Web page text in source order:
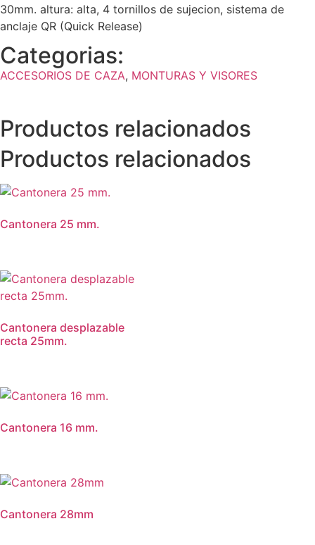
30mm. altura: alta, 4 tornillos de sujecion, sistema de
anclaje QR (Quick Release)
Categorias:
ACCESORIOS DE CAZA, MONTURAS Y VISORES
Productos relacionados
Productos relacionados
Cantonera 25 mm.
Cantonera desplazable
recta 25mm.
Cantonera 16 mm.
Cantonera 28mm